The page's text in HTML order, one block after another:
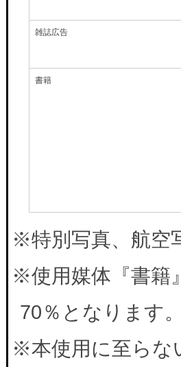
雑誌広告
書籍
※特別写真、航空
※使用媒体『書籍
70％となります。
※本使用に至らな